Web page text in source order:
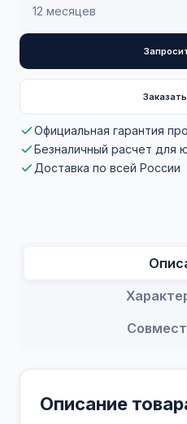
12 месяцев
Официальная гарантия
Безналичный расчет для
Доставка по всей России
Описание